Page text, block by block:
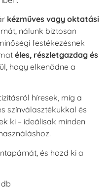
kézműves vagy oktatási
nálunk biztosan
festékezésnek
éles, részletgazdag és
hogy elkenődne a
híresek, míg a
színválasztékukkal és
ki – ideálisak minden
és hozd ki a
db